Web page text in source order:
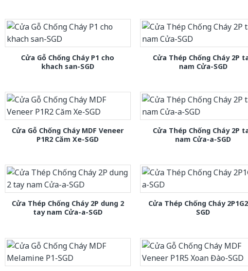
Cửa Gỗ Chống Cháy P1 cho
khach san-SGD
Cửa Thép Chống Cháy 2P
nam Cửa-SGD
Cửa Gỗ Chống Cháy MDF Veneer
P1R2 Căm Xe-SGD
Cửa Thép Chống Cháy 2P
nam Cửa-a-SGD
Cửa Thép Chống Cháy 2P dung 2
tay nam Cửa-a-SGD
Cửa Thép Chống Cháy
SGD